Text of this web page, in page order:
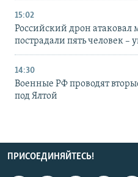
15:02
Российский дрон атаковал
пострадали пять человек –
14:30
Военные РФ проводят
под Ялтой
ПРИСОЕДИНЯЙТЕСЬ!